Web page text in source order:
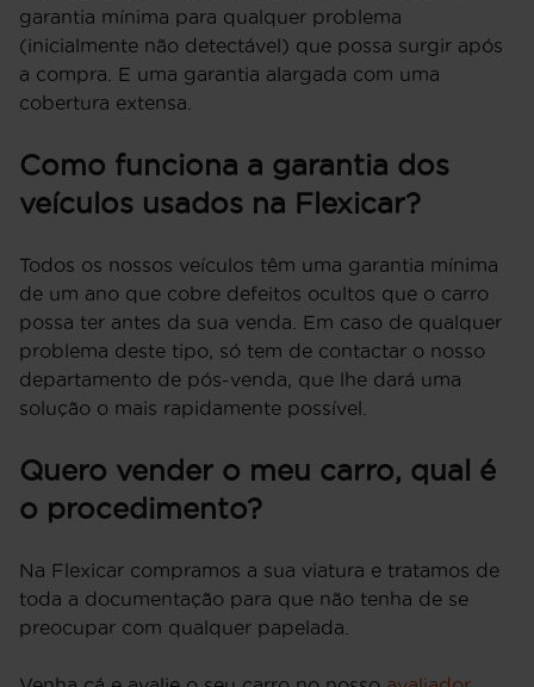
garantia mínima para qualquer problema
(inicialmente não detectável) que possa surgir após
a compra. E uma garantia alargada com uma
cobertura extensa.
Como funciona a garantia dos
veículos usados na Flexicar?
Todos os nossos veículos têm uma garantia mínima
de um ano que cobre defeitos ocultos que o carro
possa ter antes da sua venda. Em caso de qualquer
problema deste tipo, só tem de contactar o nosso
departamento de pós-venda, que lhe dará uma
solução o mais rapidamente possível.
Quero vender o meu carro, qual é
o procedimento?
Na Flexicar compramos a sua viatura e tratamos de
toda a documentação para que não tenha de se
preocupar com qualquer papelada.